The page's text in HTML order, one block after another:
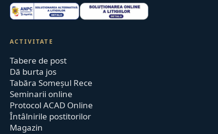
ACTIVITATE
Tabere de post
Dă burta jos
Tabăra Someșul Rece
Seminarii online
Protocol ACAD Online
Întâlnirile postitorilor
Magazin